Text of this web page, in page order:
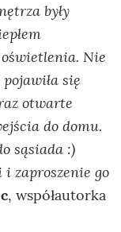
były
Nie
się
otwarte
do domu.
sąsiada :)
zaproszenie go
, współautorka